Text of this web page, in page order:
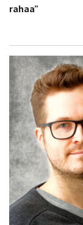
rahaa”